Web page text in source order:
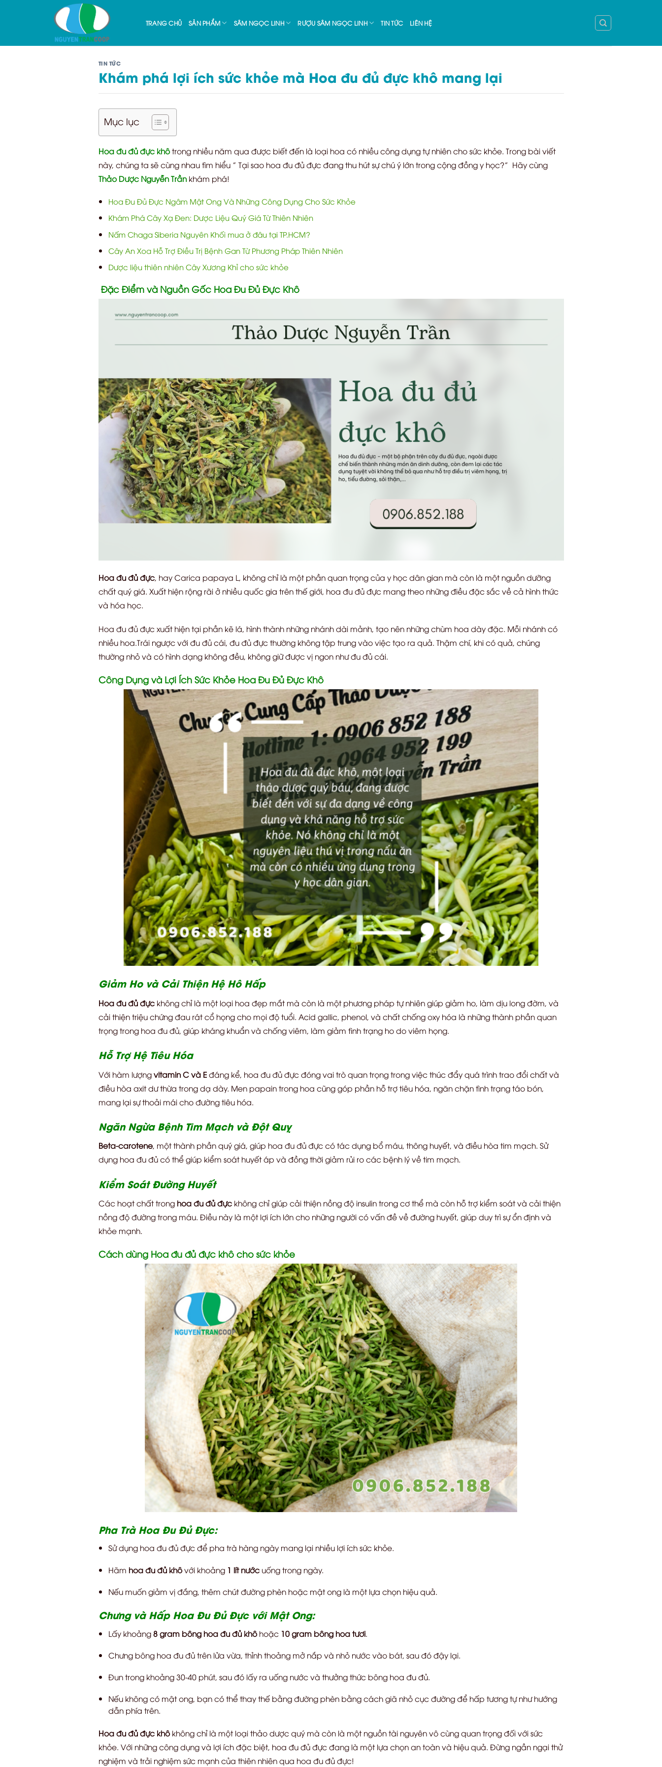
TRANG CHỦ SẢN PHẨM SÂM NGỌC LINH RƯỢU SÂM NGỌC LINH TIN TỨC LIÊN HỆ
TIN TỨC
Khám phá lợi ích sức khỏe mà Hoa đu đủ đực khô mang lại
Mục lục
Hoa đu đủ đực khô trong nhiều năm qua được biết đến là loại hoa có nhiều công dụng tự nhiên cho sức khỏe. Trong bài viết
này, chúng ta sẽ cùng nhau tìm hiểu ” Tại sao hoa đu đủ đực đang thu hút sự chú ý lớn trong cộng đồng y học?” Hãy cùng
Thảo Dược Nguyễn Trầnkhám phá!
Hoa Đu Đủ Đực Ngâm Mật Ong Và Những Công Dụng Cho Sức Khỏe
Khám Phá Cây Xạ Đen: Dược Liệu Quý Giá Từ Thiên Nhiên
Nấm Chaga Siberia Nguyên Khối mua ở đâu tại TP.HCM?
Cây An Xoa Hỗ Trợ Điều Trị Bệnh Gan Từ Phương Pháp Thiên Nhiên
Dược liệu thiên nhiên Cây Xương Khỉ cho sức khỏe
Đặc Điểm và Nguồn Gốc Hoa Đu Đủ Đực Khô
Hoa đu đủ đực, hay Carica papaya L, không chỉ là một phần quan trọng của y học dân gian mà còn là một nguồn dưỡng
chất quý giá. Xuất hiện rộng rãi ở nhiều quốc gia trên thế giới, hoa đu đủ đực mang theo những điều đặc sắc về cả hình thức
và hóa học.
Hoa đu đủ đực xuất hiện tại phần kẽ lá, hình thành những nhánh dài mảnh, tạo nên những chùm hoa dày đặc. Mỗi nhánh có
nhiều hoa.Trái ngược với đu đủ cái, đu đủ đực thường không tập trung vào việc tạo ra quả. Thậm chí, khi có quả, chúng
thường nhỏ và có hình dạng không đều, không giữ được vị ngon như đu đủ cái.
Công Dụng và Lợi Ích Sức Khỏe Hoa Đu Đủ Đực Khô
Giảm Ho và Cải Thiện Hệ Hô Hấp
Hoa đu đủ đựckhông chỉ là một loại hoa đẹp mắt mà còn là một phương pháp tự nhiên giúp giảm ho, làm dịu long đờm, và
cải thiện triệu chứng đau rát cổ họng cho mọi độ tuổi. Acid gallic, phenol, và chất chống oxy hóa là những thành phần quan
trọng trong hoa đu đủ, giúp kháng khuẩn và chống viêm, làm giảm tình trạng ho do viêm họng.
Hỗ Trợ Hệ Tiêu Hóa
Với hàm lượngvitamin C và Eđáng kể, hoa đu đủ đực đóng vai trò quan trọng trong việc thúc đẩy quá trình trao đổi chất và
điều hòa axit dư thừa trong dạ dày. Men papain trong hoa cũng góp phần hỗ trợ tiêu hóa, ngăn chặn tình trạng táo bón,
mang lại sự thoải mái cho đường tiêu hóa.
Ngăn Ngừa Bệnh Tim Mạch và Đột Quỵ
Beta-carotene, một thành phần quý giá, giúp hoa đu đủ đực có tác dụng bổ máu, thông huyết, và điều hòa tim mạch. Sử
dụng hoa đu đủ có thể giúp kiểm soát huyết áp và đồng thời giảm rủi ro các bệnh lý về tim mạch.
Kiểm Soát Đường Huyết
Các hoạt chất tronghoa đu đủ đựckhông chỉ giúp cải thiện nồng độ insulin trong cơ thể mà còn hỗ trợ kiểm soát và cải thiện
nồng độ đường trong máu. Điều này là một lợi ích lớn cho những người có vấn đề về đường huyết, giúp duy trì sự ổn định và
khỏe mạnh.
Cách dùng Hoa đu đủ đực khô cho sức khỏe
Pha Trà Hoa Đu Đủ Đực:
Sử dụng hoa đu đủ đực để pha trà hàng ngày mang lại nhiều lợi ích sức khỏe.
Hãm hoa đu đủ khôvới khoảng1 lít nướcuống trong ngày.
Nếu muốn giảm vị đắng, thêm chút đường phèn hoặc mật ong là một lựa chọn hiệu quả.
Chưng và Hấp Hoa Đu Đủ Đực với Mật Ong:
Lấy khoảng8 gram bông hoa đu đủ khôhoặc10 gram bông hoa tươi.
Chưng bông hoa đu đủ trên lửa vừa, thỉnh thoảng mở nắp và nhỏ nước vào bát, sau đó đậy lại.
Đun trong khoảng 30-40 phút, sau đó lấy ra uống nước và thưởng thức bông hoa đu đủ.
Nếu không có mật ong, bạn có thể thay thế bằng đường phèn bằng cách giã nhỏ cục đường để hấp tương tự như hướng
dẫn phía trên.
Hoa đu đủ đực khôkhông chỉ là một loại thảo dược quý mà còn là một nguồn tài nguyên vô cùng quan trọng đối với sức
khỏe. Với những công dụng và lợi ích đặc biệt, hoa đu đủ đực đang là một lựa chọn an toàn và hiệu quả. Đừng ngần ngại thử
nghiệm và trải nghiệm sức mạnh của thiên nhiên qua hoa đu đủ đực!